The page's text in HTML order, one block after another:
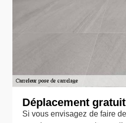
Déplacement gratuit
Si vous envisagez de faire